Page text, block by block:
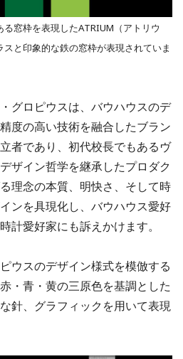
窓枠を表現したATRIUM（アトリウ
と印象的な鉄の窓枠が表現されていま
グロピウスは、バウハウスのデ
度の高い技術を融合したブラン
者であり、初代校長でもあるヴ
ザイン哲学を継承したプロダク
理念の本質、明快さ、そして時
ンを具現化し、バウハウス愛好
計愛好家にも訴えかけます。
ウスのデザイン様式を模倣する
・青・黄の三原色を基調とした
針、グラフィックを用いて表現